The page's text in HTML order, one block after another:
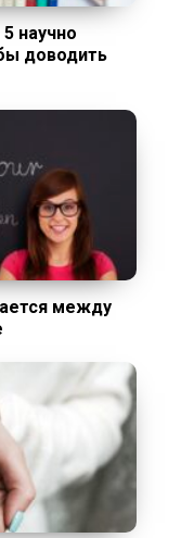
научно
доводить
между